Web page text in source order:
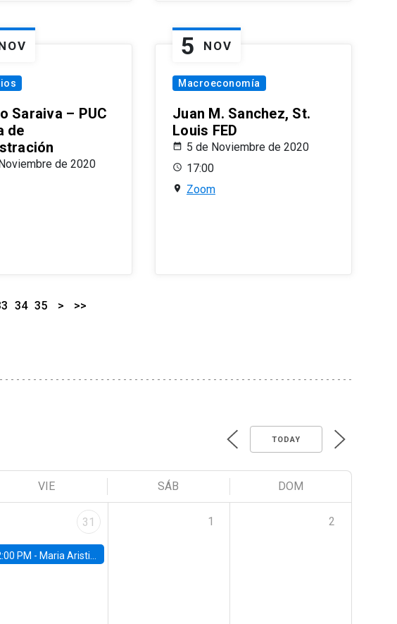
Saraiva – PUC
de
de 2020
5 NOV
Macroeconomía
Juan M. Sanchez, St.
Louis FED
5 de Noviembre de 2020
17:00
Zoom
34 35 > >>
TODAY
VIE SÁB DOM
31
PM - Maria Aristizabal-Ramirez, FED Board
1 2